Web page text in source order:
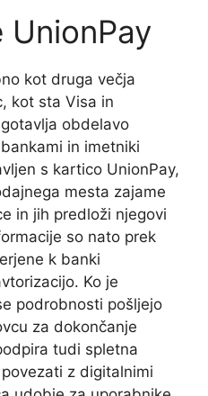
UnionPay
kot druga večja
kot sta Visa in
obdelavo
in imetniki
s kartico UnionPay,
mesta zajame
in jih predloži njegovi
so nato prek
k banki
Ko je
podrobnosti pošljejo
za dokončanje
tudi spletna
z digitalnimi